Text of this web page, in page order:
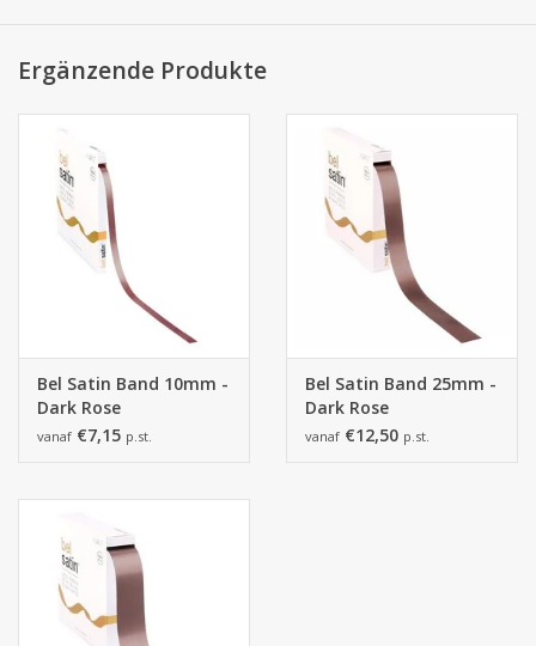
von der tatsächlichen Farbe abweichen.
Ergänzende Produkte
Bel Satin Band 10mm -
Dark Rose
vanaf €7,15 p.st.
Bel Satin Band 25mm -
Dark Rose
vanaf €12,50 p.st.